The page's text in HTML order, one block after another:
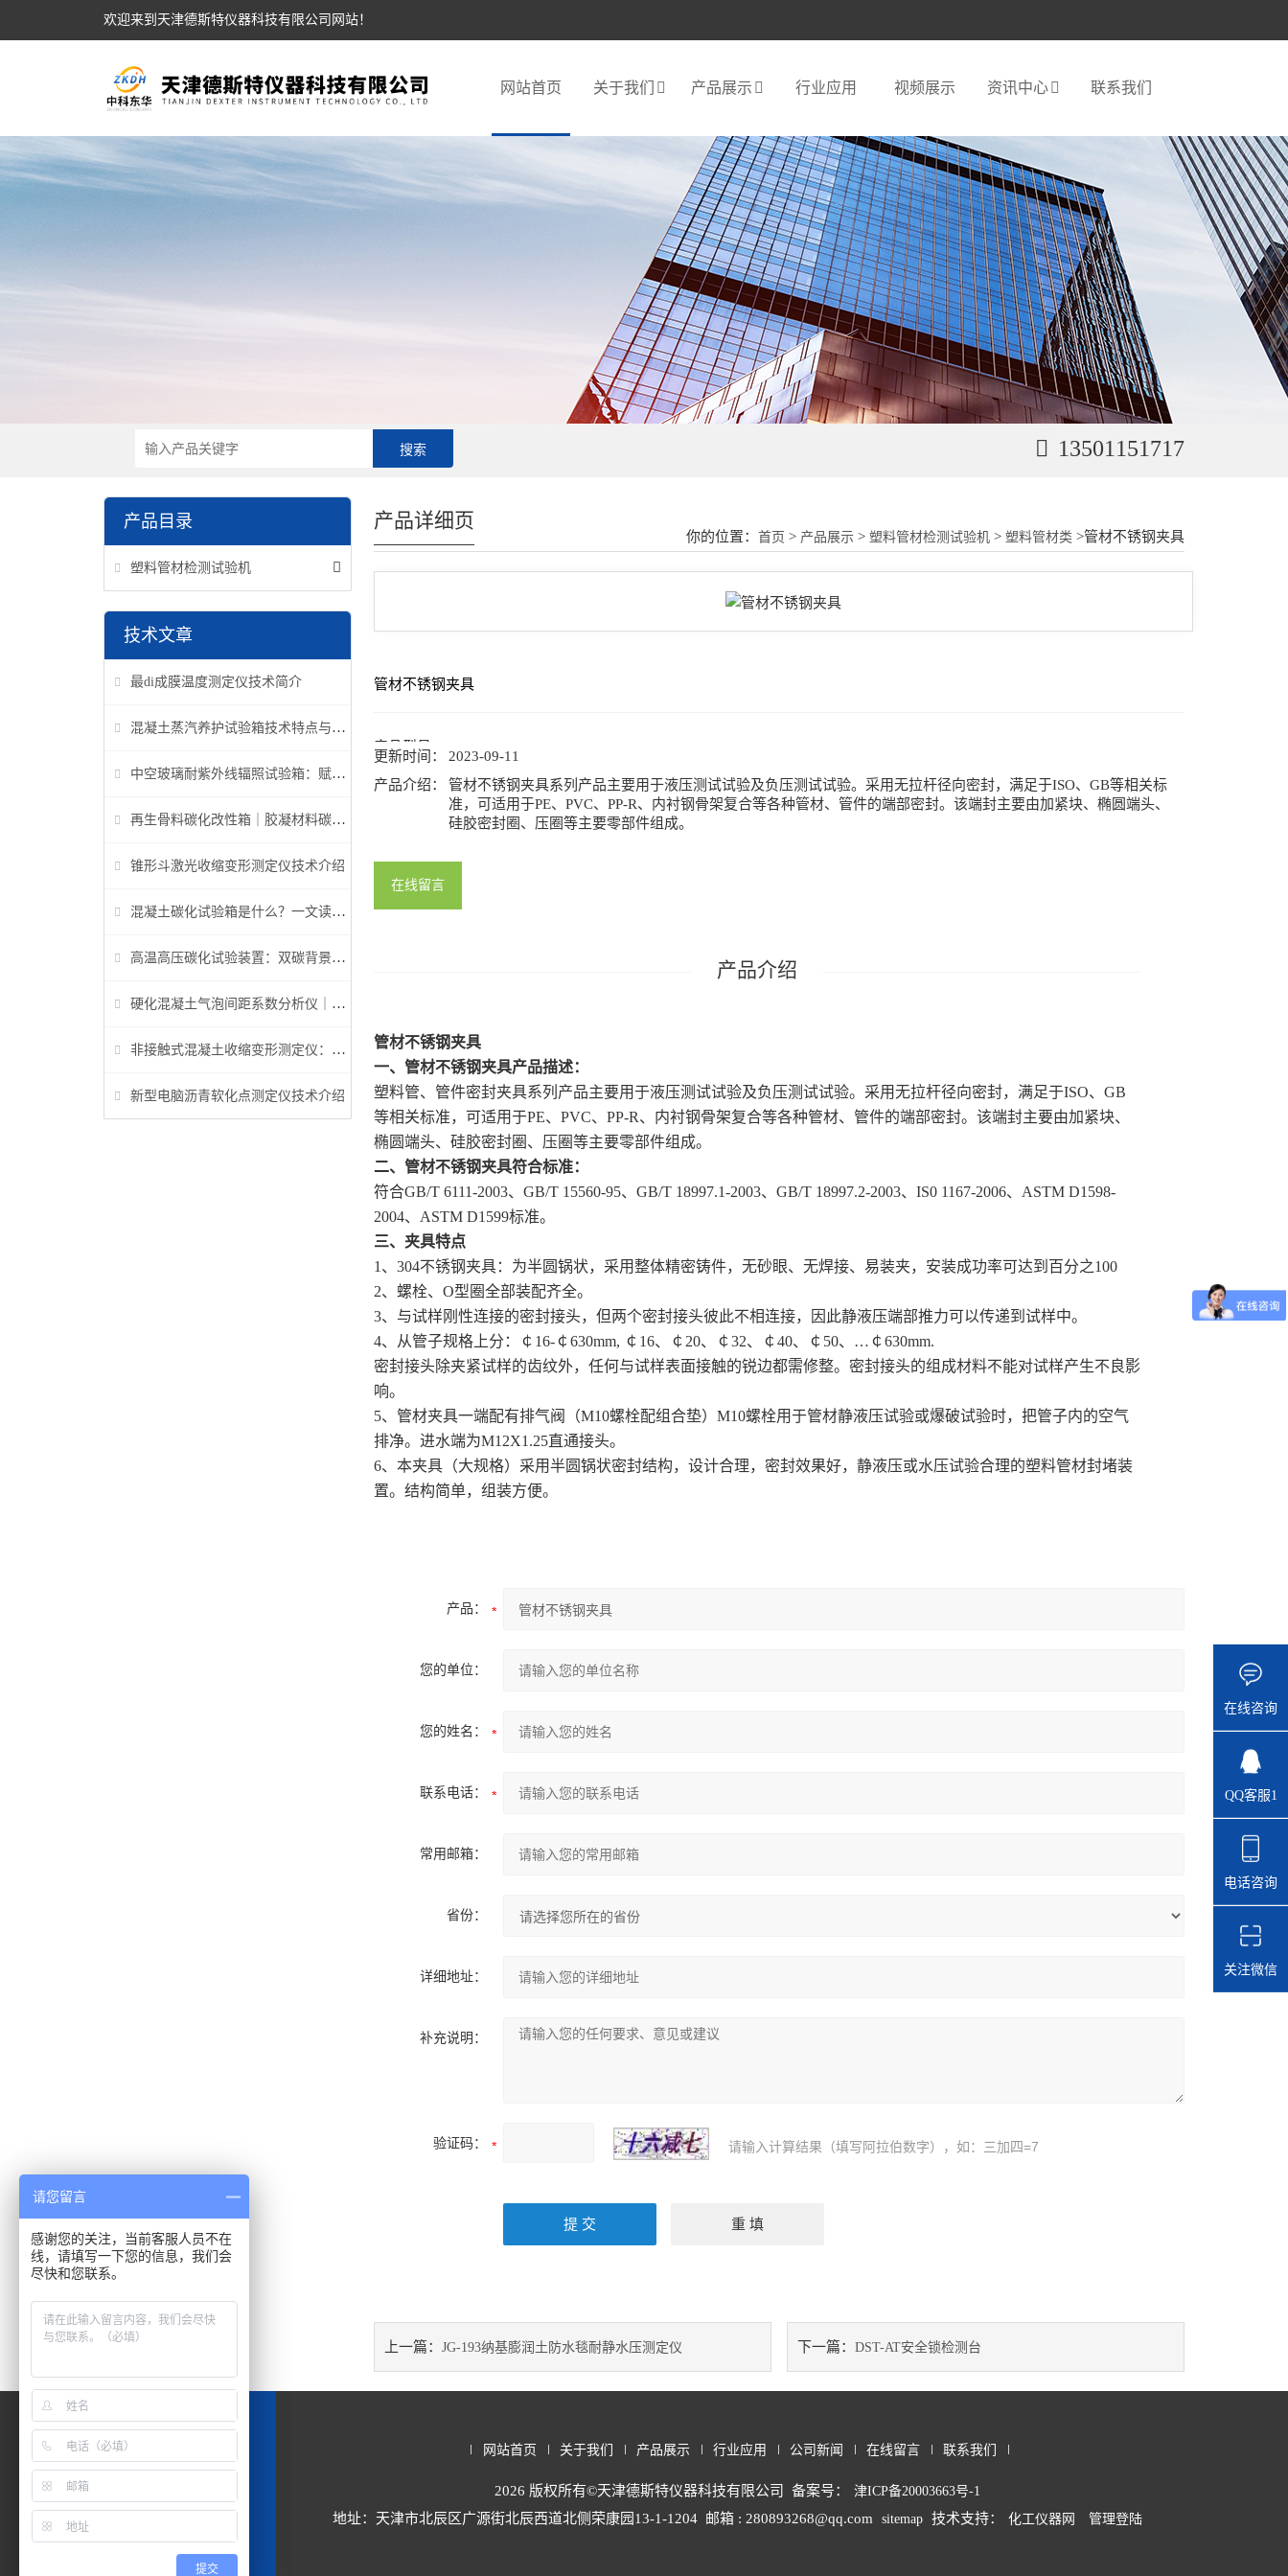
欢迎来到天津德斯特仪器科技有限公司网站！
网站首页 关于我们 产品展示 行业应用 视频展示 资讯中心 联系我们
13501151717
产品目录
塑料管材检测试验机
技术文章
最di成膜温度测定仪技术简介
混凝土蒸汽养护试验箱技术特点与应用解析
中空玻璃耐紫外线辐照试验箱：赋能建筑玻璃质量检测新标准
再生骨料碳化改性箱｜胶凝材料碳化机理研究专用设备
锥形斗激光收缩变形测定仪技术介绍
混凝土碳化试验箱是什么？一文读懂它的功能、原理与标准要求
高温高压碳化试验装置：双碳背景下胶凝材料研究核心装备
硬化混凝土气泡间距系数分析仪｜参数检测与行业标准详解
非接触式混凝土收缩变形测定仪：早龄期收缩检测核心设备
新型电脑沥青软化点测定仪技术介绍
你的位置：首页 > 产品展示 >塑料管材检测试验机 >塑料管材类 >管材不锈钢夹具
产品详细页
管材不锈钢夹具
产品型号：
更新时间：
2023-09-11
产品介绍：
管材不锈钢夹具系列产品主要用于液压测试试验及负压测试试验。采用无拉杆径向密封，满足于ISO、GB等相关标
准，可适用于PE、PVC、PP-R、内衬钢骨架复合等各种管材、管件的端部密封。该端封主要由加紧块、椭圆端头、
硅胶密封圈、压圈等主要零部件组成。
在线留言
管材不锈钢夹具
一、 管材不锈钢夹具产品描述：
塑料管、管件密封夹具系列产品主要用于液压测试试验及负压测试试验。采用无拉杆径向密封，满足于ISO、GB
等相关标准，可适用于PE、PVC、PP-R、内衬钢骨架复合等各种管材、管件的端部密封。该端封主要由加紧块、
椭圆端头、硅胶密封圈、压圈等主要零部件组成。
二、 管材不锈钢夹具符合标准：
符合GB/T 6111-2003、GB/T 15560-95、GB/T 18997.1-2003、GB/T 18997.2-2003、IS0 1167-2006、ASTM D1598-
2004、ASTM D1599标准。
三、夹具特点
1、 304不锈钢夹具：为半圆锅状，采用整体精密铸件，无砂眼、无焊接、易装夹，安装成功率可达到百分之100
2、 螺栓、O型圈全部装配齐全。
3、 与试样刚性连接的密封接头，但两个密封接头彼此不相连接，因此静液压端部推力可以传递到试样中。
4、
从管子规格上分：￠16-￠630mm, ￠16、￠20、￠32、￠40、￠50、…￠630mm.
密封接头除夹紧试样的齿纹外，任何与试样表面接触的锐边都需修整。密封接头的组成材料不能对试样产生不良影
响。
5、管材夹具一端配有排气阀（M10螺栓配组合垫）M10螺栓用于管材静液压试验或爆破试验时，把管子内的空气
排净。进水端为M12X1.25直通接头。
6、本夹具（大规格）采用半圆锅状密封结构，设计合理，密封效果好，静液压或水压试验合理的塑料管材封堵装
置。结构简单，组装方便。
产品：
您的单位：
您的姓名：
联系电话：
常用邮箱：
省份：
详细地址：
补充说明：
验证码： 请输入计算结果（填写阿拉伯数字），如：三加四=7
上一篇： JG-193纳基膨润土防水毯耐静水压测定仪 下一篇：DST-AT安全锁检测台
网站首页 关于我们 产品展示 行业应用 公司新闻 在线留言 联系我们
2026 版权所有©天津德斯特仪器科技有限公司 备案号： 津ICP备20003663号-1
地址：天津市北辰区广源街北辰西道北侧荣康园13-1-1204 邮箱 : 280893268@qq.com sitemap 技术支持： 化工仪器网 管理登陆
在线咨询
QQ客服1
电话咨询
关注微信
请您留言
感谢您的关注，当前客服人员不在
线，请填写一下您的信息，我们会
尽快和您联系。
提交